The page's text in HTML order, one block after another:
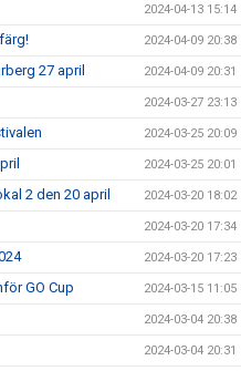
2024-04-13 15:14
2024-04-09 20:38
27 april 2024-04-09 20:31
2024-03-27 23:13
2024-03-25 20:09
2024-03-25 20:01
2 den 20 april 2024-03-20 18:02
2024-03-20 17:34
2024-03-20 17:23
GO Cup 2024-03-15 11:05
2024-03-04 20:38
2024-03-04 20:31